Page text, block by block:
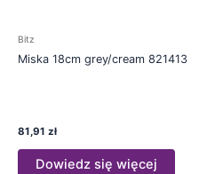
Bitz
Miska 18cm grey/cream 821413
81,91 zł
Dowiedz się więcej